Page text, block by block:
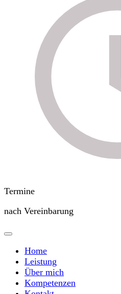
Termine
nach Vereinbarung
Home
Leistung
Über mich
Kompetenzen